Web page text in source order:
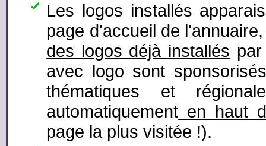
Les logos installés
page d'accueil de
des logos déjà installés
avec logo sont
thématiques et
automatiquement en haut
page la plus visitée !).